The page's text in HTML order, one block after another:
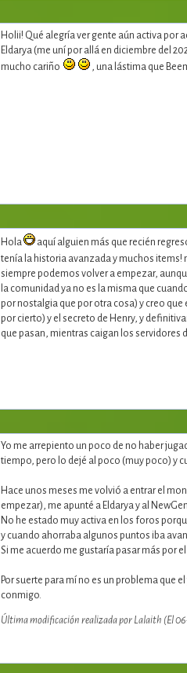
Holii! Qué alegría ver gente aún activa por
Eldarya (me uní por allá en diciembre del
mucho cariño
, una lástima que
Hola
aquí alguien más que recién
tenía la historia avanzada y muchos
siempre podemos volver a empezar,
la comunidad ya no es la misma que
por nostalgia que por otra cosa) y creo
por cierto) y el secreto de Henry, y
que pasan, mientras caigan los servidores
Yo me arrepiento un poco de no haber
tiempo, pero lo dejé al poco (muy poco) y
Hace unos meses me volvió a entrar el
empezar), me apunté a Eldarya y al
No he estado muy activa en los foros
y cuando ahorraba algunos puntos iba
Si me acuerdo me gustaría pasar más por
Por suerte para mí no es un problema que
conmigo.
Última modificación realizada por Lalaith (El